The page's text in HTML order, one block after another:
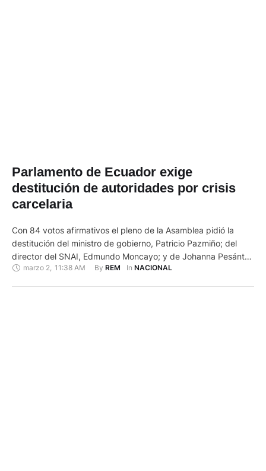
Parlamento de Ecuador exige
destitución de autoridades por crisis
carcelaria
Con 84 votos afirmativos el pleno de la Asamblea pidió la
destitución del ministro de gobierno, Patricio Pazmiño; del
director del SNAI, Edmundo Moncayo; y de Johanna Pesántez
presidenta del directorio del organismo de rehabilitación
marzo 2 11:38 AM By REM In NACIONAL